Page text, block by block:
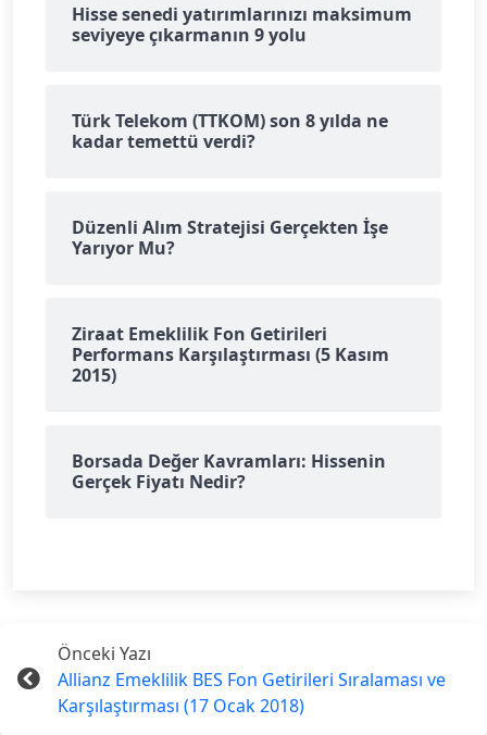
Hisse senedi yatırımlarınızı maksimum
seviyeye çıkarmanın 9 yolu
Türk Telekom (TTKOM) son 8 yılda ne
kadar temettü verdi?
Düzenli Alım Stratejisi Gerçekten İşe
Yarıyor Mu?
Ziraat Emeklilik Fon Getirileri
Performans Karşılaştırması (5 Kasım
2015)
Borsada Değer Kavramları: Hissenin
Gerçek Fiyatı Nedir?
Önceki Yazı
Allianz Emeklilik BES Fon Getirileri Sıralaması ve
Karşılaştırması (17 Ocak 2018)